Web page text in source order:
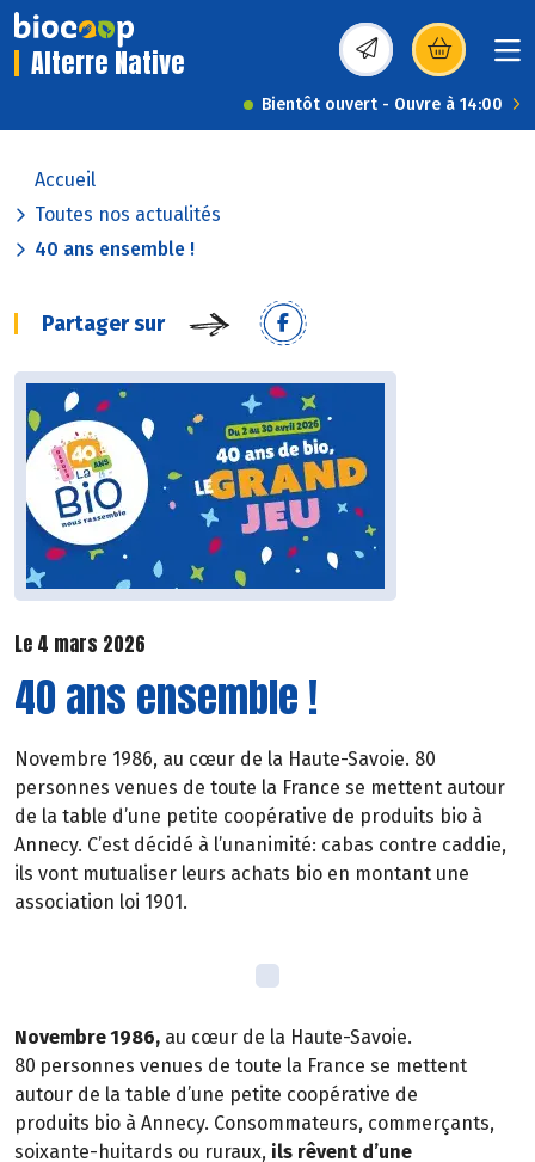
Alterre Native (s’ouvre dans une
Bientôt ouvert - Ouvre à 14:00
Accueil
Toutes nos actualités
40 ans ensemble !
Partager sur
Le 4 mars 2026
40 ans ensemble !
Novembre 1986, au cœur de la Haute-Savoie. 80
personnes venues de toute la France se mettent autour
de la table d’une petite coopérative de produits bio à
Annecy. C’est décidé à l’unanimité: cabas contre caddie,
ils vont mutualiser leurs achats bio en montant une
association loi 1901.
Novembre1986, au cœur de la Haute-Savoie.
80 personnes venues de toute la France se mettent
autour de la table d’une petite coopérative de
produits bio à Annecy. Consommateurs, commerçants,
soixante-huitards ou ruraux, ils rêvent d’une